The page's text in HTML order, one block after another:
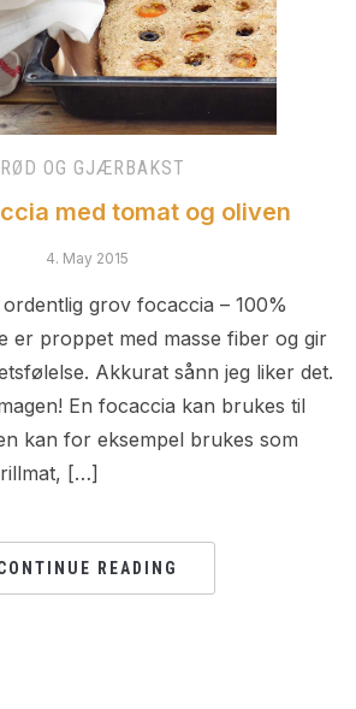
OG GJÆRBAKST
med tomat og oliven
4. May 2015
grov focaccia – 100%
er proppet med masse fiber og gir
Akkurat sånn jeg liker det.
En focaccia kan brukes til
kan for eksempel brukes som
[…]
READING